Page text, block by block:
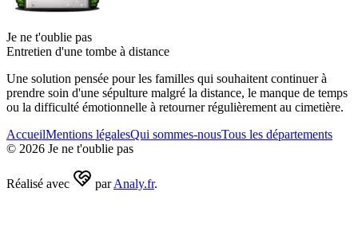
Je ne t'oublie pas
Entretien d'une tombe à distance
Une solution pensée pour les familles qui souhaitent continuer à
prendre soin d'une sépulture malgré la distance, le manque de temps
ou la difficulté émotionnelle à retourner régulièrement au cimetière.
AccueilMentions légalesQui sommes-nousTous les départements
© 2026 Je ne t'oublie pas
Réalisé avec par Analy.fr.